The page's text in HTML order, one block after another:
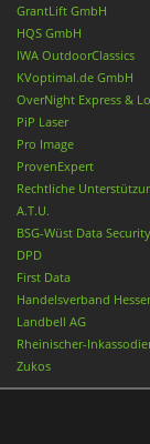
GrantLift GmbH
HQS GmbH
IWA OutdoorClassics
KVoptimal.de GmbH
OverNight Express &
PiP Laser
Pro Image
ProvenExpert
Rechtliche
A.T.U.
BSG-Wüst Data
DPD
First Data
Handelsverband
Landbell AG
Rheinischer-
Zukos